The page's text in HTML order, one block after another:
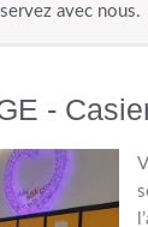
avec nous.
-